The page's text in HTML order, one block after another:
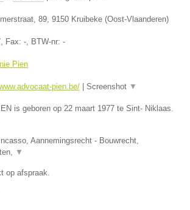
89 9150 Kruibeke (Oost-Vlaanderen)
, Fax: - , BTW-nr: -
Pien
pien.be/ Screenshot ▼
is geboren op 22 maart 1977 te Sint- Niklaas.
Aannemingsrecht - Bouwrecht,
▼
op afspraak.